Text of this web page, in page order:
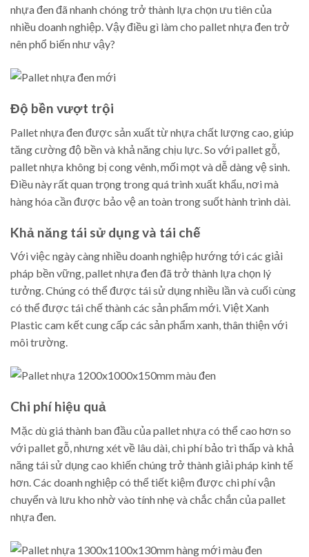
nhựa đen đã nhanh chóng trở thành lựa chọn ưu tiên của
nhiều doanh nghiệp. Vậy điều gì làm cho pallet nhựa đen trở
nên phổ biến như vậy?
Độ bền vượt trội
Pallet nhựa đen được sản xuất từ nhựa chất lượng cao, giúp
tăng cường độ bền và khả năng chịu lực. So với pallet gỗ,
pallet nhựa không bị cong vênh, mối mọt và dễ dàng vệ sinh.
Điều này rất quan trọng trong quá trình xuất khẩu, nơi mà
hàng hóa cần được bảo vệ an toàn trong suốt hành trình dài.
Khả năng tái sử dụng và tái chế
Với việc ngày càng nhiều doanh nghiệp hướng tới các giải
pháp bền vững, pallet nhựa đen đã trở thành lựa chọn lý
tưởng. Chúng có thể được tái sử dụng nhiều lần và cuối cùng
có thể được tái chế thành các sản phẩm mới. Việt Xanh
Plastic cam kết cung cấp các sản phẩm xanh, thân thiện với
môi trường.
Chi phí hiệu quả
Mặc dù giá thành ban đầu của pallet nhựa có thể cao hơn so
với pallet gỗ, nhưng xét về lâu dài, chi phí bảo trì thấp và khả
năng tái sử dụng cao khiến chúng trở thành giải pháp kinh tế
hơn. Các doanh nghiệp có thể tiết kiệm được chi phí vận
chuyển và lưu kho nhờ vào tính nhẹ và chắc chắn của pallet
nhựa đen.